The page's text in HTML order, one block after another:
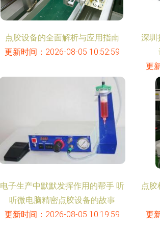
点胶设备的全面解析与应用指南
更新时间：2026-08-05 10:52:59
深圳
更
电子生产中默默发挥作用的帮手 听
听微电脑精密点胶设备的故事
更新时间：2026-08-05 10:19:59
点
更